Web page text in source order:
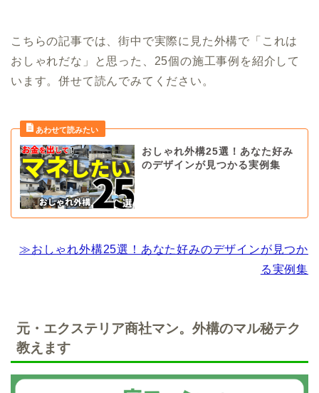
こちらの記事では、街中で実際に見た外構で「これは
おしゃれだな」と思った、25個の施工事例を紹介して
います。併せて読んでみてください。
おしゃれ外構25選！あなた好み
のデザインが見つかる実例集
≫おしゃれ外構25選！あなた好みのデザインが見つか
る実例集
元・エクステリア商社マン。外構のマル秘テク
教えます